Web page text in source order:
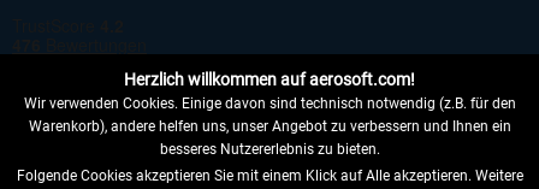
Herzlich willkommen auf aerosoft.com!
Wir verwenden Cookies. Einige davon sind technisch notwendig (z.B. für den
Warenkorb), andere helfen uns, unser Angebot zu verbessern und Ihnen ein
besseres Nutzererlebnis zu bieten.
Folgende Cookies akzeptieren Sie mit einem Klick auf Alle akzeptieren. Weitere